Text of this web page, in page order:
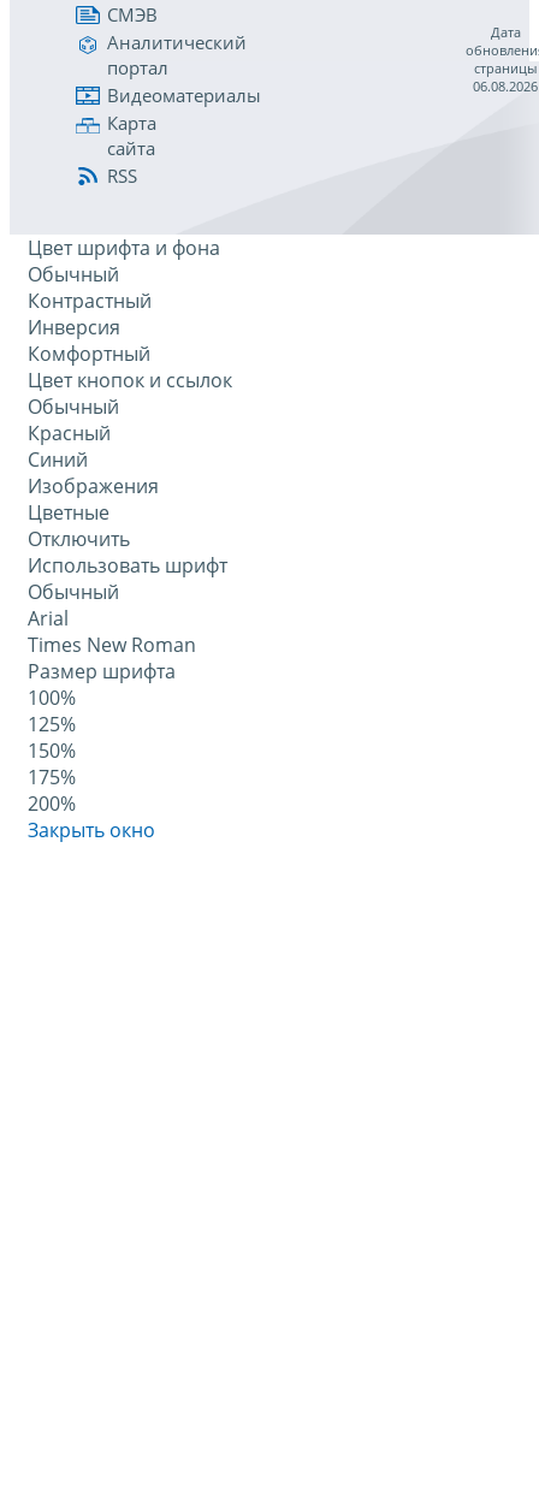
СМЭВ
Аналитический
портал
Видеоматериалы
Карта
сайта
RSS
Дата
страницы
06.08.2026
Цвет шрифта и фона
Обычный
Контрастный
Инверсия
Комфортный
Цвет кнопок и ссылок
Обычный
Красный
Синий
Изображения
Цветные
Отключить
Использовать шрифт
Обычный
Arial
Times New Roman
Размер шрифта
100%
125%
150%
175%
200%
Закрыть окно